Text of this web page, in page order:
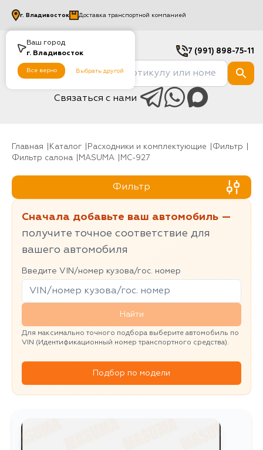
Ваш город
г. Владивосток
Все верно Выбрать другой
г. Владивосток Доставка транспортной компанией
7 (991) 898-75-11
Связаться с нами
Главная Каталог Расходники и комплектующие
фильтр
Фильтр салона
MASUMA MC-927
Фильтр
Сначала добавьте ваш автомобиль —
получите точное соответствие для
вашего автомобиля
Введите VIN/номер кузова/гос. номер
Найти
Для максимально точного подбора выберите автомобиль по
VIN (Идентификационный номер транспортного средства).
Подбор по модели